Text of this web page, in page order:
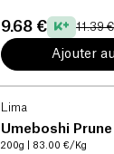
9.68 € 11.39 €
Ajouter
Lima
Umeboshi
200g | 83.00 €/Kg